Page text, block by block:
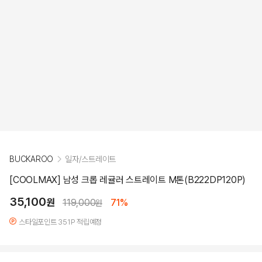
BUCKAROO 일자/스트레이트
[COOLMAX] 남성 크롭 레귤러 스트레이트 M톤(B222DP120P)
35,100원 119,000원 71%
스타일포인트 351P 적립예정